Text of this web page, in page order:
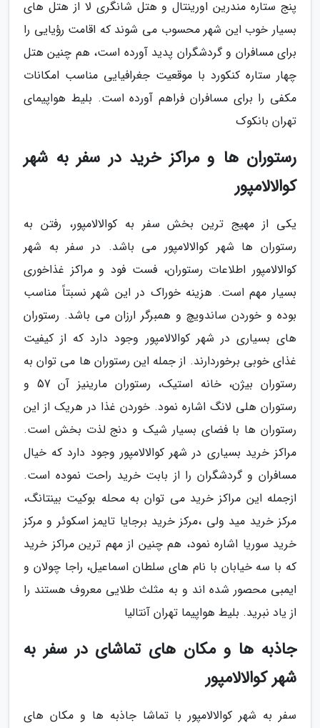
پنج ستاره مندرین اورینتال و هتل شانگری لا از هتل های
بسیار خوب این شهر محسوب می شوند که اقامت رؤیایی را
برای مسافران و گردشگران پدید آورده است، هم چنین هتل
چهار ستاره کنکورد با موقعیت جغرافیایی مناسب امکانات
مکفی را برای مسافران فراهم آورده است. بلیط هواپیمای
تهران بانکوک
رستوران ها و مراکز خرید در سفر به شهر
کوالالامپور
یکی از مهیج ترین بخش سفر به کوالالامپور، رفتن به
رستوران ها شهر کوالالامپور می باشد. در سفر به شهر
کوالالامپور اطلاعات رستوران، فست فود و مراکز غذاخوری
بسیار مهم است. هزینه خوراک در این شهر نسبتاً مناسب
بوده و خوردن ساندویچ و همبرگر ارزان می باشد. رستوران
های بسیاری در شهر کوالالامپور وجود دارد که از کیفیت
غذای خوبی برخوردارند. از جمله این رستوران ها می توان به
رستوران بیژن، خانه استیک، رستوران مارینیز آن 57 و
رستوران هلی لانگ اشاره نمود. خوردن غذا در هریک از این
رستوران ها با فضای بسیار شیک و دنج لذت بخش است.
مراکز خرید بسیاری در شهر کوالالامپور وجود دارد که خیال
مسافران و گردشگران را از بابت خرید راحت نموده است.
ازجمله این مراکز خرید می توان به محله بوکیت بینتانگ،
مرکز خرید مید ولی ،مرکز خرید برجایا تایمز اسکوئر و مرکز
خرید سوریا اشاره نمود، هم چنین از مهم ترین مراکز خرید
که با سه خیابان با نام های سلطان اسماعیل، راجا چولان و
ایمبی محصور شده اند و به مثلث طلایی معروف هستند را
از یاد نبرید. بلیط هواپیما تهران آنتالیا
جاذبه ها و مکان های تماشای در سفر به
شهر کوالالامپور
سفر به شهر کوالالامپور با تماشا جاذبه ها و مکان های